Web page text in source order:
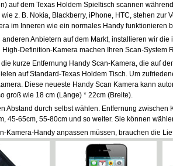
auf dem Texas Holdem Spieltisch scannen
z. B. Nokia, Blackberry, iPhone, HTC, stehen
im Inneren wie ein normales Handy funktionieren
anderen Anbietern auf dem Markt, installieren wir
High-Definition-Kamera machen Ihren Scan-System
kurze Entfernung Handy Scan-Kamera, die auf
auf Standard-Texas Holdem Tisch. Um
Diese neueste Handy Scan Kamera kann
groß wie 18 cm (Länge) * 22cm (Breite).
Abstand durch selbst wählen. Entfernung
45-65cm, 55-80cm und so weiter. Sie können
Kamera-Handy anpassen müssen, brauchen die